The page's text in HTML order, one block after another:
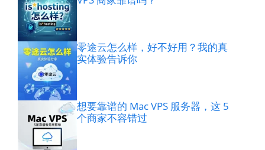
零途云怎么样，好不好用？我的真
实体验告诉你
想要靠谱的 Mac VPS 服务器，这 5
个商家不容错过